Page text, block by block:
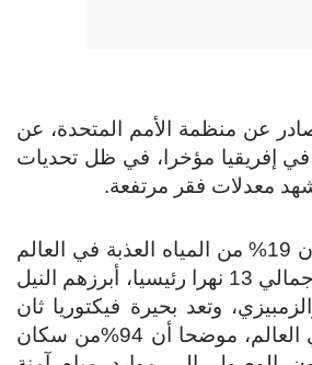
عن منظمة الأمم المتحدة، عن
في إفريقيا مؤخرا، في ظل تحديات
معدلات فقر مرتفعة.
وأشار التقرير إلى أن 19% من المياه العذبة في العالم
توجد في إفريقيا، بإجمالي 13 نهرا رئيسيا، أبرزهم النيل
وتعد بحيرة فيكتوريا ثان
أكبر بحيرة عذبة في العالم، موضحا أن 94%من سكان